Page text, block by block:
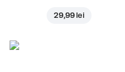
29,99 lei